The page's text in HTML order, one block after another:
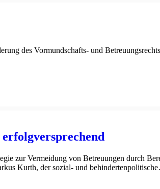
des Vormundschafts- und
zur Vermeidung von Betreuungen durch
Kurth, der sozial- und